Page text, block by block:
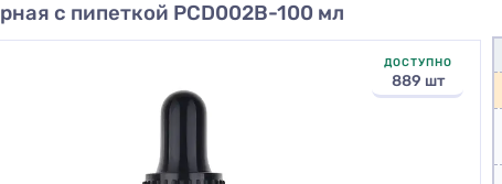
с пипеткой PCD002B-100 мл
ДОСТУПНО
889 шт